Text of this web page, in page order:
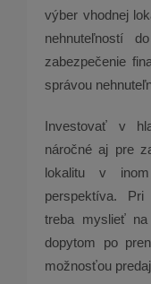
výber vhodnej
nehnuteľností
zabezpečenie
správou
Investovať v
náročné aj pre
lokalitu v
perspektíva. Pri
treba myslieť
dopytom po
možnosťou